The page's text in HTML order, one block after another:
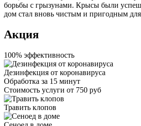
борьбы с грызунами. Крысы были
дом стал вновь чистым и пригодным
Акция
100% эффективность
Дезинфекция от коронавируса
Обработка за 15 минут
Стоимость услуги от 750 руб
Травить клопов